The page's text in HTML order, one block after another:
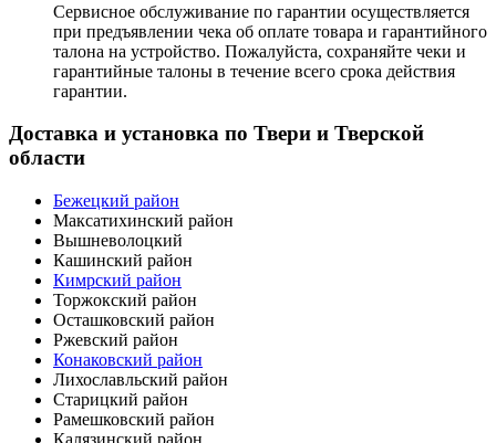
Сервисное обслуживание по гарантии осуществляется
при предъявлении чека об оплате товара и гарантийного
талона на устройство. Пожалуйста, сохраняйте чеки и
гарантийные талоны в течение всего срока действия
гарантии.
Доставка и установка по Твери и Тверской
области
Бежецкий район
Максатихинский район
Вышневолоцкий
Кашинский район
Кимрский район
Торжокский район
Осташковский район
Ржевский район
Конаковский район
Лихославльский район
Старицкий район
Рамешковский район